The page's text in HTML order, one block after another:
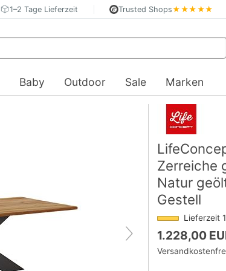
1–2 Tage Lieferzeit Trusted Shops★★★★★
Baby Outdoor Sale Marken
Zerreiche
Natur
Gestell
Lieferzeit
1.228,00